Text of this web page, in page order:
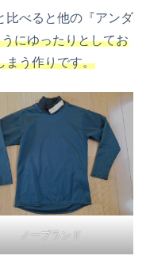
比べると他の『アンダ
にゆったりとしてお
まう作りです。
ノーブランド